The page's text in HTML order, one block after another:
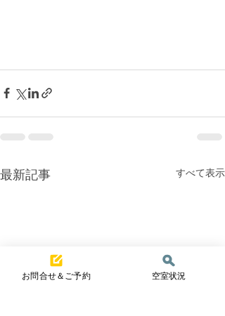
最新記事 すべて表示
お問合せ＆ご予約 空室状況